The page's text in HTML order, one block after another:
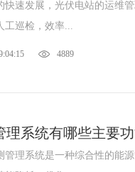
快速发展，光伏电站的运维
巡检，效率...
4889
理系统有哪些主要功
管理系统是一种综合性的能